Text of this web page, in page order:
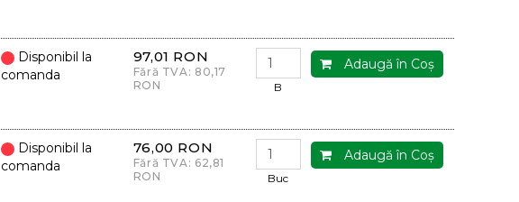
Disponibil la
comanda
97,01 RON
Fără TVA: 80,17
RON
Adaugă în Coş
B
Disponibil la
comanda
76,00 RON
Fără TVA: 62,81
RON
Adaugă în Coş
Buc